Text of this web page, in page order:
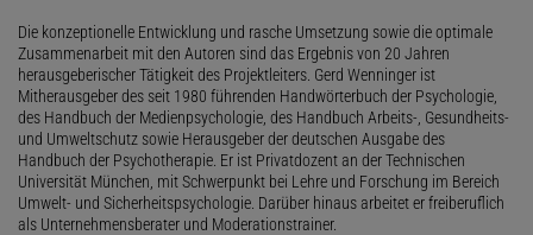
Die konzeptionelle Entwicklung und rasche Umsetzung sowie die optimale
Zusammenarbeit mit den Autoren sind das Ergebnis von 20 Jahren
herausgeberischer Tätigkeit des Projektleiters. Gerd Wenninger ist
Mitherausgeber des seit 1980 führenden Handwörterbuch der Psychologie,
des Handbuch der Medienpsychologie, des Handbuch Arbeits-, Gesundheits-
und Umweltschutz sowie Herausgeber der deutschen Ausgabe des
Handbuch der Psychotherapie. Er ist Privatdozent an der Technischen
Universität München, mit Schwerpunkt bei Lehre und Forschung im Bereich
Umwelt- und Sicherheitspsychologie. Darüber hinaus arbeitet er freiberuflich
als Unternehmensberater und Moderationstrainer.